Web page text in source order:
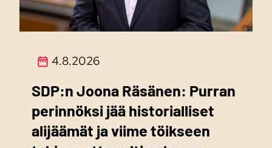
4.8.2026
SDP:n Joona Räsänen: Purran
perinnöksi jää historialliset
alijäämät ja viime töikseen